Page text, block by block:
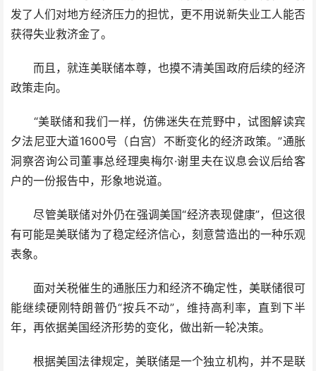
发了人们对地方经济压力的担忧，更不用说新失业工人能否
获得失业救济金了。
而且，就连美联储本尊，也摸不清美国政府后续的经济
政策走向。
“美联储和我们一样，仿佛迷失在荒野中，试图解读宾
夕法尼亚大道1600号（白宫）不断变化的经济政策。”通胀
洞察咨询公司董事总经理奥梅尔·谢里夫在议息会议后给客
户的一份报告中，形象地说道。
尽管美联储对外仍在强调美国“经济表现健康”，但这很
有可能是美联储为了稳定经济信心，刻意营造出的一种乐观
表象。
面对关税催生的通胀压力和经济不确定性，美联储很可
能继续硬刚特朗普仍“按兵不动”，维持高利率，直到下半
年，再依据美国经济形势的变化，做出新一轮决策。
根据美国法律规定，美联储是一个独立机构，并不是联